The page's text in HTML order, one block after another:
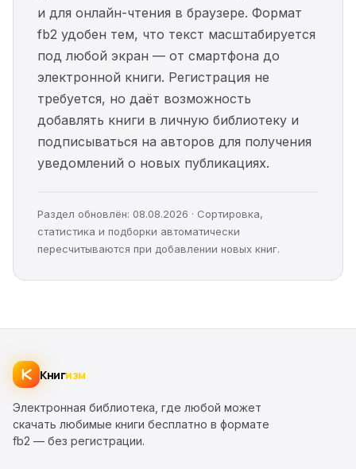
и для онлайн-чтения в браузере. Формат
fb2 удобен тем, что текст масштабируется
под любой экран — от смартфона до
электронной книги. Регистрация не
требуется, но даёт возможность
добавлять книги в личную библиотеку и
подписываться на авторов для получения
уведомлений о новых публикациях.
Раздел обновлён: 08.08.2026 · Сортировка,
статистика и подборки автоматически
пересчитываются при добавлении новых книг.
Книгизм
Электронная библиотека, где любой может
скачать любимые книги бесплатно в формате
fb2 — без регистрации.